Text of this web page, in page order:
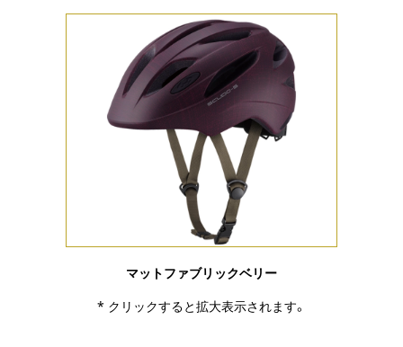
マットファブリックベリー
* クリックすると拡大表示されます。